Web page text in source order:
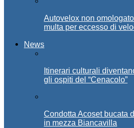
Autovelox non
multa per eccesso di
News
Itinerari culturali
gli ospiti del “Cenacolo”
Condotta Acoset bucata
in mezza Biancavilla